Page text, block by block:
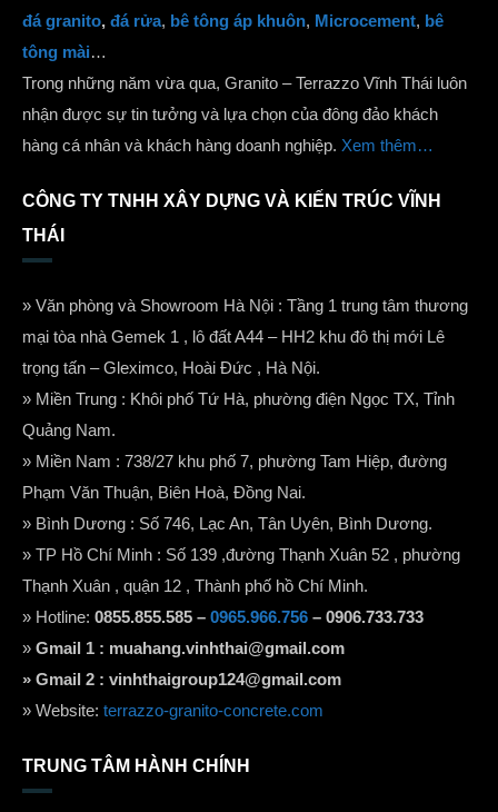
đá granito, đá rửa, bê tông áp khuôn, Microcement, bê
tông mài…
Trong những năm vừa qua, Granito – Terrazzo Vĩnh Thái luôn
nhận được sự tin tưởng và lựa chọn của đông đảo khách
hàng cá nhân và khách hàng doanh nghiệp. Xem thêm…
CÔNG TY TNHH XÂY DỰNG VÀ KIẾN TRÚC VĨNH
THÁI
» Văn phòng và Showroom Hà Nội : Tầng 1 trung tâm thương
mại tòa nhà Gemek 1 , lô đất A44 – HH2 khu đô thị mới Lê
trọng tấn – Gleximco, Hoài Đức , Hà Nội.
» Miền Trung : Khôi phố Tứ Hà, phường điện Ngọc TX, Tỉnh
Quảng Nam.
» Miền Nam : 738/27 khu phố 7, phường Tam Hiệp, đường
Phạm Văn Thuận, Biên Hoà, Đồng Nai.
» Bình Dương : Số 746, Lạc An, Tân Uyên, Bình Dương.
» TP Hồ Chí Minh : Số 139 ,đường Thạnh Xuân 52 , phường
Thạnh Xuân , quận 12 , Thành phố hồ Chí Minh.
» Hotline: 0855.855.585 – 0965.966.756 – 0906.733.733
» Gmail 1 : muahang.vinhthai@gmail.com
» Gmail 2 : vinhthaigroup124@gmail.com
» Website: terrazzo-granito-concrete.com
TRUNG TÂM HÀNH CHÍNH